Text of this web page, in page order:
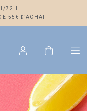
72H
55€ D’ACHAT